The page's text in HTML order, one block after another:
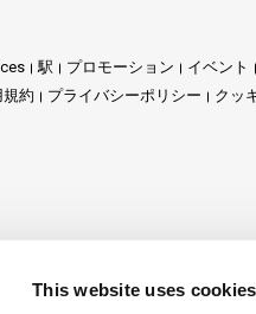
This website uses cookies
駅 プロモーション イベント
約 プライバシーポリシー クッ
なる Travel Agent Program